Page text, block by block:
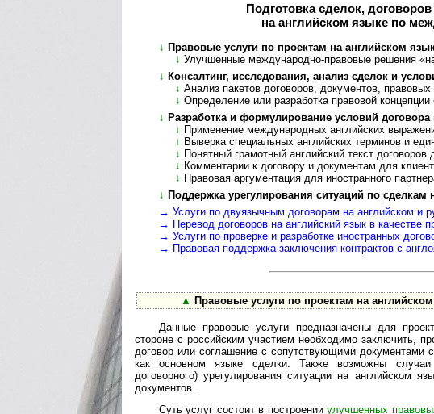
Подготовка сделок,
на английском языке по
↓ Правовые услуги по проектам на английском
↓ Улучшенные международно-правовые решения
↓ Консалтинг, исследования, анализ сделок и
↓ Анализ пакетов договоров, документов,
↓ Определение или разработка правовой
↓ Разработка и формулирование условий
↓ Применение международных английских
↓ Выверка специальных английских терминов и
↓ Понятный грамотный английский текст
↓ Комментарии к договору и документам для
↓ Правовая аргументация для иностранного
↓ Поддержка урегулирования ситуаций по сдел­кам
→ Услуги по двуязычным договорам на анг­лийс­ком и
→ Перевод договоров на анг­лий­ский язык в каче­стве
→ Услуги по проверке и разработке ино­стран­ных
→ Правовая поддержка заключения конт­рак­тов с
▲ Правовые услуги по проектам на
Данные правовые услуги предназначены для
стороне с российским участием необходимо заключить,
договор или соглашение с со­пут­ст­ву­ю­щи­ми до­ку­мен­та­ми
как основном языке сделки. Также возможны случаи
договорного) урегулирования ситуации на английском
документов.
Суть услуг состоит в построенииулучшенных